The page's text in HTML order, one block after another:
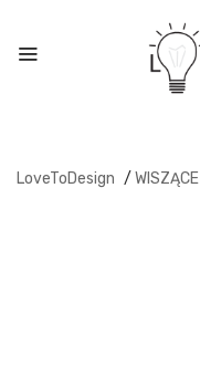
LoveToDesign / WISZĄCE